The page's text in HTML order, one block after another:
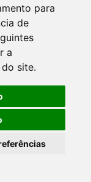
para
de
a
site.